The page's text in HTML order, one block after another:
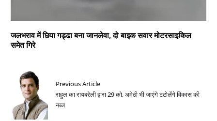
जलभराव में छिपा गड्ढा बना जानलेवा, दो बाइक सवार मोटरसाइकिल
समेत गिरे
Previous Article
राहुल का रायबरेली द्वारा 29 को, अमेठी भी जाएंगे टटोलेंगे विकास की
नब्ज